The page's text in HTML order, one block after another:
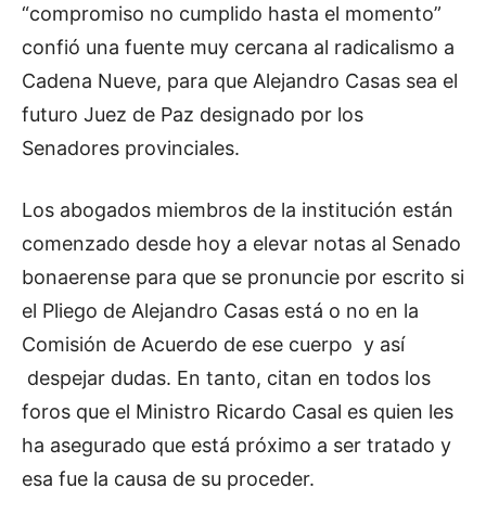
“compromiso no cumplido hasta el momento”
confió una fuente muy cercana al radicalismo a
Cadena Nueve, para que Alejandro Casas sea el
futuro Juez de Paz designado por los
Senadores provinciales.
Los abogados miembros de la institución están
comenzado desde hoy a elevar notas al Senado
bonaerense para que se pronuncie por escrito si
el Pliego de Alejandro Casas está o no en la
Comisión de Acuerdo de ese cuerpo y así
despejar dudas. En tanto, citan en todos los
foros que el Ministro Ricardo Casal es quien les
ha asegurado que está próximo a ser tratado y
esa fue la causa de su proceder.